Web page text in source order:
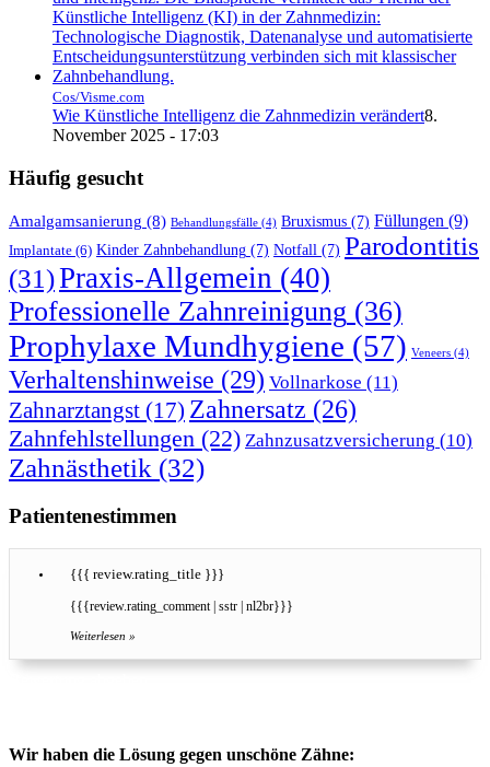
Cos/Visme.com
Wie Künstliche Intelligenz die Zahnmedizin verändert8.
November 2025 - 17:03
Häufig gesucht
Amalgamsanierung (8) Behandlungsfälle (4) Bruxismus (7) Füllungen (9)
Implantate (6) Kinder Zahnbehandlung (7) Notfall (7) Parodontitis
(31)Praxis-Allgemein (40)
Professionelle Zahnreinigung (36)
Prophylaxe Mundhygiene (57) Veneers (4)
Verhaltenshinweise (29) Vollnarkose (11)
Zahnarztangst (17) Zahnersatz (26)
Zahnfehlstellungen (22) Zahnzusatzversicherung (10)
Zahnästhetik (32)
Patientenestimmen
{{{ review.rating_title }}}
{{{review.rating_comment | sstr | nl2br}}}
Weiterlesen »
Wir haben die Lösung gegen unschöne Zähne: